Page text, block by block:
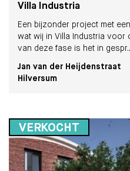
Villa Industria
Een bijzonder project met
wat wij in Villa Industria voor
van deze fase is het in
Jan van der Heijdenstraat
Hilversum
VERKOCHT